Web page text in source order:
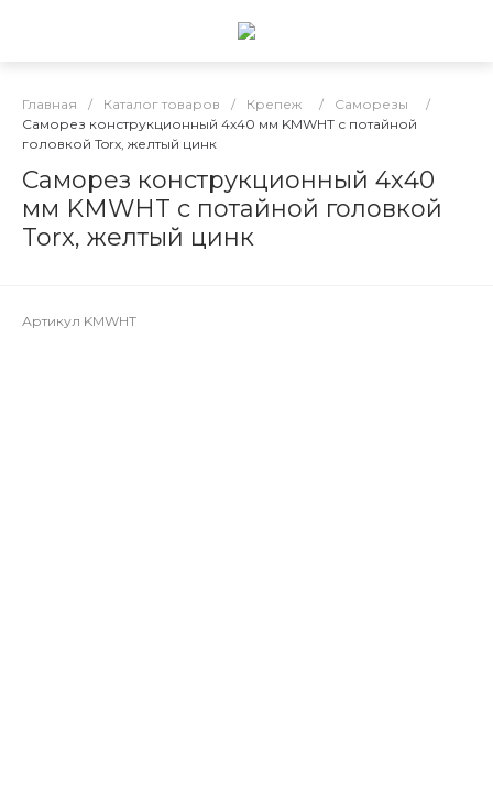
Главная / Каталог товаров / Крепеж / Саморезы
/
Саморез конструкционный 4х40 мм KMWHT с потайной
головкой Torx, желтый цинк
Саморез конструкционный 4х40
мм KMWHT с потайной головкой
Torx, желтый цинк
Артикул KMWHT